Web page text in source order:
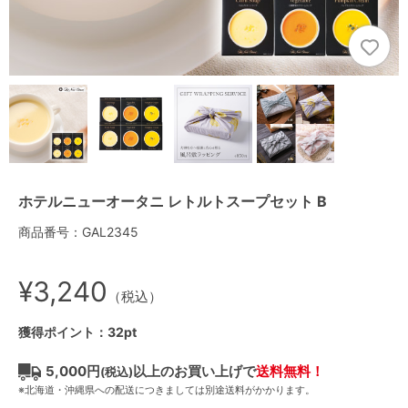
ホテルニューオータニ レトルトスープセット B
商品番号：GAL2345
¥3,240 （税込）
獲得ポイント：32pt
5,000円(税込)以上のお買い上げで送料無料！
※北海道・沖縄県への配送につきましては別途送料がかかります。